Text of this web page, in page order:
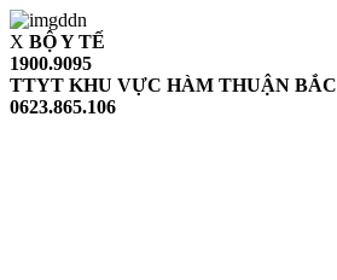
X BỘ Y TẾ
1900.9095
TTYT KHU VỰC HÀM THUẬN BẮC
0623.865.106